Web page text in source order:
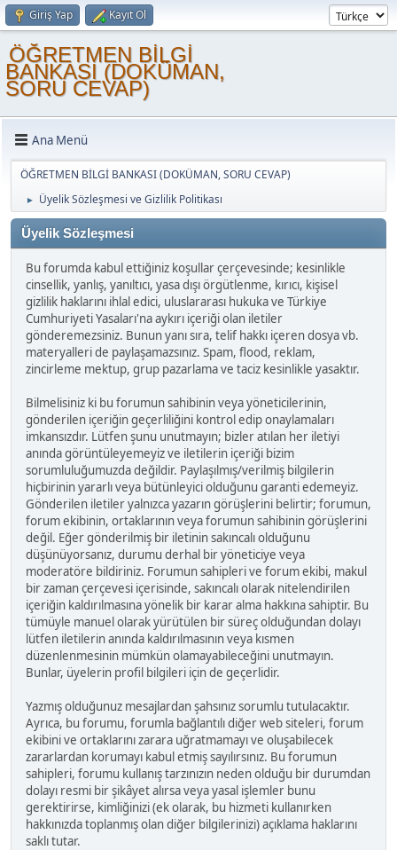
Giriş Yap Kayıt Ol
ÖĞRETMEN BİLGİ
BANKASI (DOKÜMAN,
SORU CEVAP)
Ana Menü
ÖĞRETMEN BİLGİ BANKASI (DOKÜMAN, SORU CEVAP)
► Üyelik Sözleşmesi ve Gizlilik Politikası
Üyelik Sözleşmesi
Bu forumda kabul ettiğiniz koşullar çerçevesinde; kesinlikle
cinsellik, yanlış, yanıltıcı, yasa dışı örgütlenme, kırıcı, kişisel
gizlilik haklarını ihlal edici, uluslararası hukuka ve Türkiye
Cumhuriyeti Yasaları'na aykırı içeriği olan iletiler
gönderemezsiniz. Bunun yanı sıra, telif hakkı içeren dosya vb.
materyalleri de paylaşamazsınız. Spam, flood, reklam,
zincirleme mektup, grup pazarlama ve taciz kesinlikle yasaktır.
Bilmelisiniz ki bu forumun sahibinin veya yöneticilerinin,
gönderilen içeriğin geçerliliğini kontrol edip onaylamaları
imkansızdır. Lütfen şunu unutmayın; bizler atılan her iletiyi
anında görüntüleyemeyiz ve iletilerin içeriği bizim
sorumluluğumuzda değildir. Paylaşılmış/verilmiş bilgilerin
hiçbirinin yararlı veya bütünleyici olduğunu garanti edemeyiz.
Gönderilen iletiler yalnızca yazarın görüşlerini belirtir; forumun,
forum ekibinin, ortaklarının veya forumun sahibinin görüşlerini
değil. Eğer gönderilmiş bir iletinin sakıncalı olduğunu
düşünüyorsanız, durumu derhal bir yöneticiye veya
moderatöre bildiriniz. Forumun sahipleri ve forum ekibi, makul
bir zaman çerçevesi içerisinde, sakıncalı olarak nitelendirilen
içeriğin kaldırılmasına yönelik bir karar alma hakkına sahiptir. Bu
tümüyle manuel olarak yürütülen bir süreç olduğundan dolayı
lütfen iletilerin anında kaldırılmasının veya kısmen
düzenlenmesinin mümkün olamayabileceğini unutmayın.
Bunlar, üyelerin profil bilgileri için de geçerlidir.
Yazmış olduğunuz mesajlardan şahsınız sorumlu tutulacaktır.
Ayrıca, bu forumu, forumla bağlantılı diğer web siteleri, forum
ekibini ve ortaklarını zarara uğratmamayı ve oluşabilecek
zararlardan korumayı kabul etmiş sayılırsınız. Bu forumun
sahipleri, forumu kullanış tarzınızın neden olduğu bir durumdan
dolayı resmi bir şikâyet alırsa veya yasal işlemler bunu
gerektirirse, kimliğinizi (ek olarak, bu hizmeti kullanırken
hakkınızda toplanmış olan diğer bilgilerinizi) açıklama haklarını
saklı tutar.